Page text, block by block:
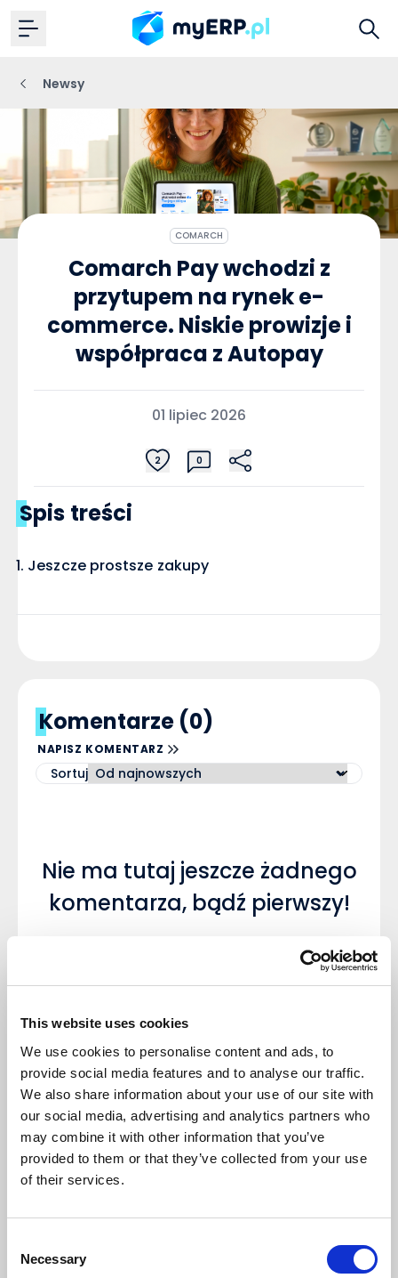
This website uses cookies
We use cookies to personalise content and ads, to
provide social media features and to analyse our traffic.
We also share information about your use of our site with
our social media, advertising and analytics partners who
may combine it with other information that you’ve
provided to them or that they’ve collected from your use
of their services.
Selection
Necessary
Newsy
COMARCH
Comarch Pay wchodzi z
przytupem na rynek e-
commerce. Niskie prowizje i
współpraca z Autopay
01 lipiec 2026
2 0
Spis treści
Jeszcze prostsze zakupy
Komentarze (0)
NAPISZ KOMENTARZ
Sortuj
Nie ma tutaj jeszcze żadnego
komentarza, bądź pierwszy!
Napisz komentarz
DODAJ KOMENTARZ